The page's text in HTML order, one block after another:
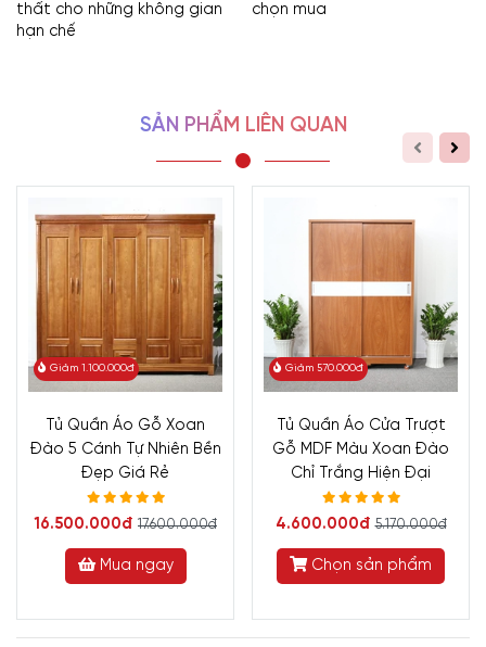
thất cho những không gian
hạn chế
chọn mua
SẢN PHẨM LIÊN QUAN
Giảm 1.100.000đ
Tủ Quần Áo Gỗ Xoan
Đào 5 Cánh Tự Nhiên Bền
Đẹp Giá Rẻ
16.500.000đ 17.600.000đ
Mua ngay
Giảm 570.000đ
Tủ Quần Áo Cửa Trượt
Gỗ MDF Màu Xoan Đào
Chỉ Trắng Hiện Đại
4.600.000đ 5.170.000đ
Chọn sản phẩm